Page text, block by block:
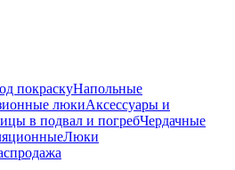
покраскуНапольные
люкиАксессуары и
в подвал и погребЧердачные
Люки